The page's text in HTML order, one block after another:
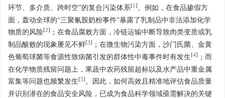
环节、多介质、跨时空”的复合污染体系[1 ] 。例如，在食品掺假方
面，轰动全球的“三聚氰胺奶粉事件”暴露了乳制品中非法添加化学
物质的风险[2]
；在食品腐败方面，冷链运输中断导致肉类变质或乳
制品酸败的现象屡见不鲜[3]
；在微生物污染方面，沙门氏菌、金黄
色葡萄球菌等食源性致病菌引发的群体性中毒事件时有发生[4]
；而
在化学物质残留问题上，果蔬中农药残留超标以及水产品中重金属
富集等问题也频繁发生[5] 。因此，如何高效且精准地评估食品质量
并识别潜在的食品安全风险，已成为食品科学领域亟需解决的关键